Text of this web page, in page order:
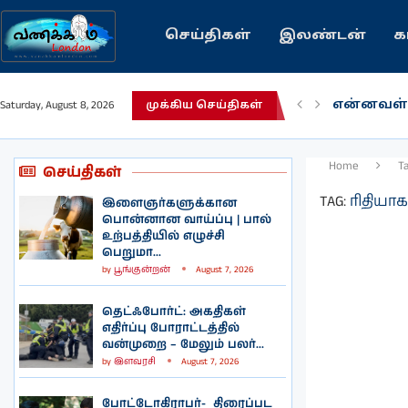
செய்திகள் இலண்டன்
Saturday, August 8, 2026 முக்கிய செய்திகள்
என்னவள்!
செய்திகள்
இளைஞர்களுக்கான
பொன்னான வாய்ப்பு | பால்
உற்பத்தியில் எழுச்சி
பெறுமா...
by பூங்குன்றன் August 7, 2026
தெட்ஃபோர்ட்: அகதிகள்
எதிர்ப்பு போராட்டத்தில்
வன்முறை – மேலும் பலர்...
by இளவரசி August 7, 2026
போட்டோகிராபர்- ‌ திரைப்பட
Home
TAG: